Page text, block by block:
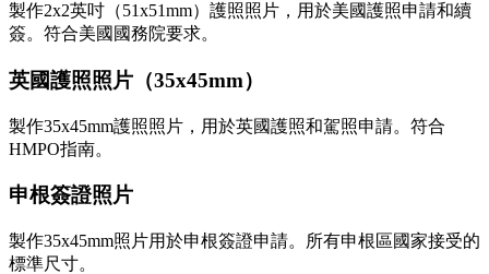
製作2x2英吋（51x51mm）護照照片，用於美國護照申請和續
簽。符合美國國務院要求。
英國護照照片（35x45mm）
製作35x45mm護照照片，用於英國護照和駕照申請。符合
HMPO指南。
申根簽證照片
製作35x45mm照片用於申根簽證申請。所有申根區國家接受的
標準尺寸。